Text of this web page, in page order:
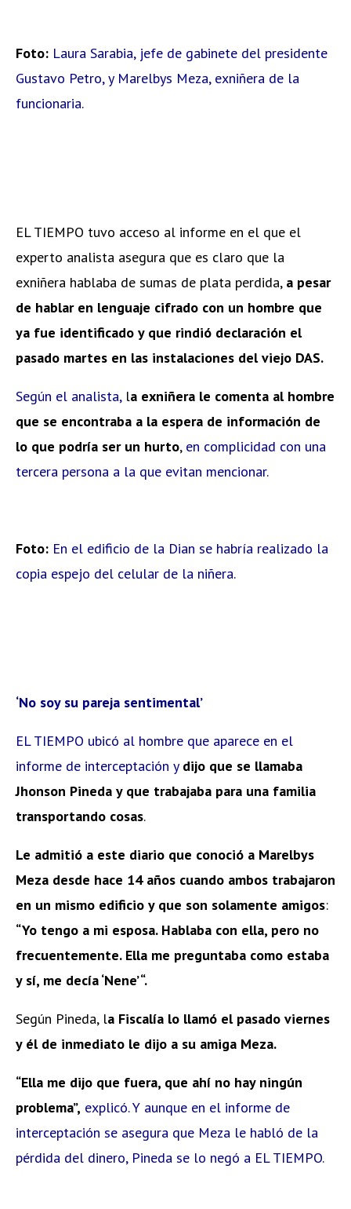
Foto: Laura Sarabia, jefe de gabinete del presidente
Gustavo Petro, y Marelbys Meza, exniñera de la
funcionaria.
EL TIEMPO tuvo acceso al informe en el que el
experto analista asegura que es claro que la
exniñera hablaba de sumas de plata perdida, a pesar
de hablar en lenguaje cifrado con un hombre que
ya fue identificado y que rindió declaración el
pasado martes en las instalaciones del viejo DAS.
Según el analista,la exniñera le comenta al hombre
que se encontraba a la espera de información de
lo que podría ser un hurto,en complicidad con una
tercera persona a la que evitan mencionar.
Foto: En el edificio de la Dian se habría realizado la
copia espejo del celular de la niñera.
‘No soy su pareja sentimental’
EL TIEMPO ubicó al hombre que aparece en el
informe de interceptación y dijo que se llamaba
Jhonson Pineda y que trabajaba para una familia
transportando cosas.
Le admitió a este diario que conoció a Marelbys
Meza desde hace 14 años cuando ambos trabajaron
en un mismo edificio y que son solamente amigos:
“Yo tengo a mi esposa. Hablaba con ella, pero no
frecuentemente. Ella me preguntaba como estaba
y sí, me decía ‘Nene’ “.
Según Pineda, la Fiscalía lo llamó el pasado viernes
y él de inmediato le dijo a su amiga Meza.
“Ella me dijo que fuera, que ahí no hay ningún
problema”, explicó. Y aunque en el informe de
interceptación se asegura que Meza le habló de la
pérdida del dinero, Pineda se lo negó a EL TIEMPO.